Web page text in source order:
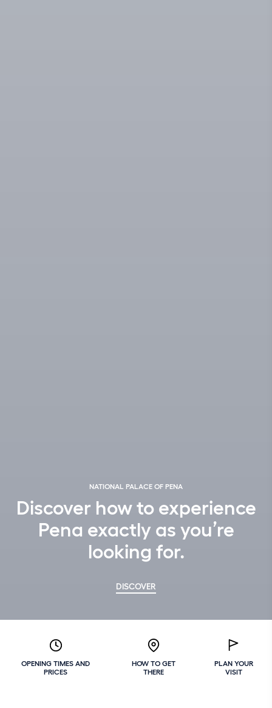
NATIONAL PALACE OF PENA
Discover how to experience
Pena exactly as you’re
looking for.
DISCOVER
OPENING TIMES AND
PRICES
HOW TO GET
THERE
PLAN YOUR
VISIT